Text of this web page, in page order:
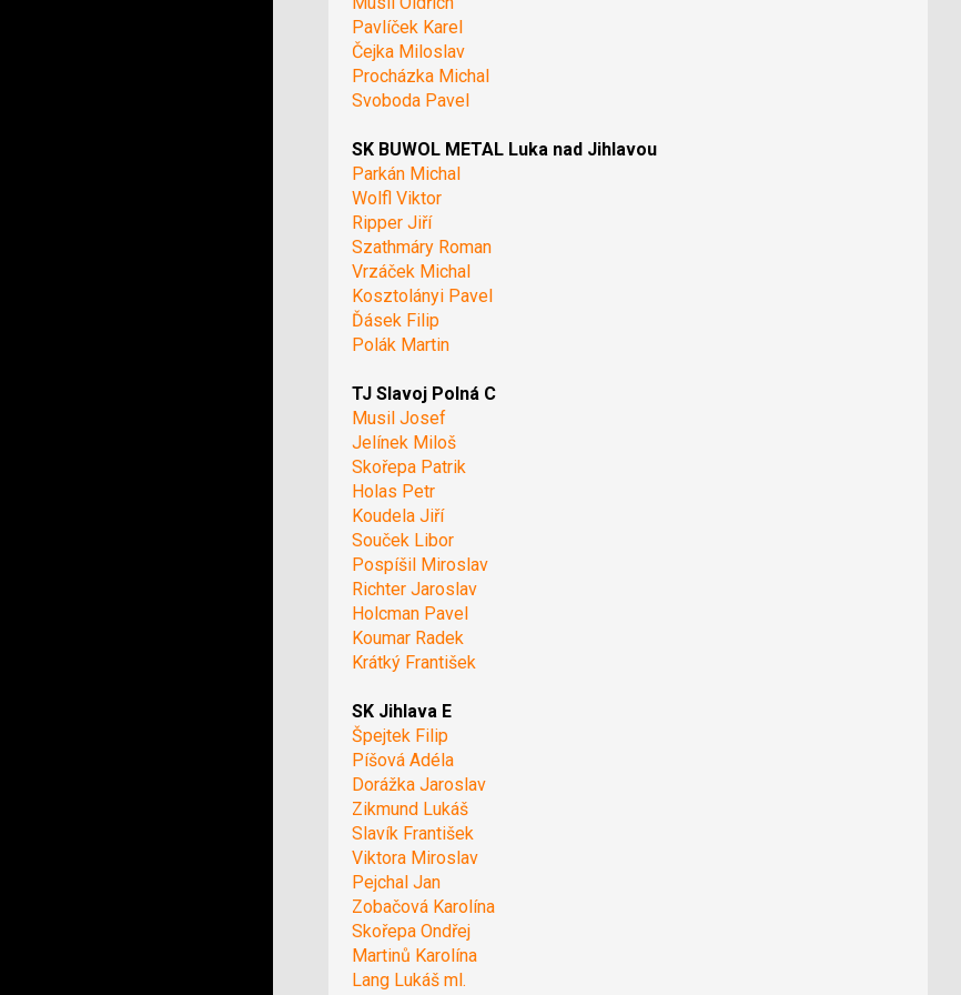
Pavlíček Karel
Čejka Miloslav
Procházka Michal
Svoboda Pavel
SK BUWOL METAL Luka nad Jihlavou
Parkán Michal
Wolfl Viktor
Ripper Jiří
Szathmáry Roman
Vrzáček Michal
Kosztolányi Pavel
Ďásek Filip
Polák Martin
TJ Slavoj Polná C
Musil Josef
Jelínek Miloš
Skořepa Patrik
Holas Petr
Koudela Jiří
Souček Libor
Pospíšil Miroslav
Richter Jaroslav
Holcman Pavel
Koumar Radek
Krátký František
SK Jihlava E
Špejtek Filip
Píšová Adéla
Dorážka Jaroslav
Zikmund Lukáš
Slavík František
Viktora Miroslav
Pejchal Jan
Zobačová Karolína
Skořepa Ondřej
Martinů Karolína
Lang Lukáš ml.